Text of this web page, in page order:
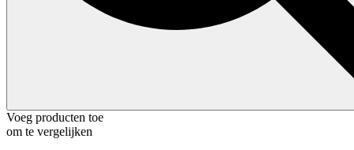
Voeg producten toe
om te vergelijken